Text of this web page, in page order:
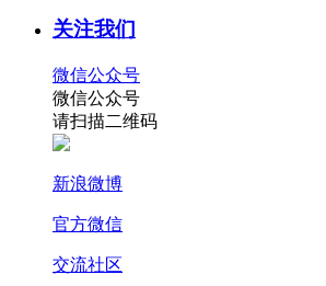
关注我们
微信公众号
微信公众号
请扫描二维码
新浪微博
官方微信
交流社区